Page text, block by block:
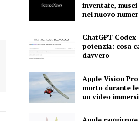
inventate,
nel nuovo
ChatGPT Codex
potenzia: cosa
davvero
Apple Vision
morto durante
un video